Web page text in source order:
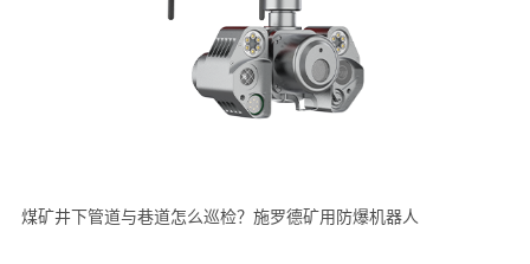
煤矿井下管道与巷道怎么巡检？施罗德矿用防爆机器人